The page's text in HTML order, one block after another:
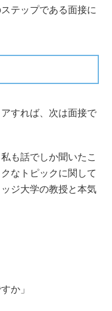
テップである面接に
すれば、次は面接で
も話でしか聞いたこ
なトピックに関して
ジ大学の教授と本気
か」